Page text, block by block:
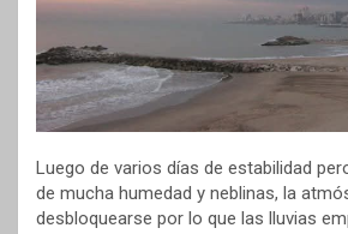
Luego de varios días de estabilidad
de mucha humedad y neblinas, la
desbloquearse por lo que las lluvias